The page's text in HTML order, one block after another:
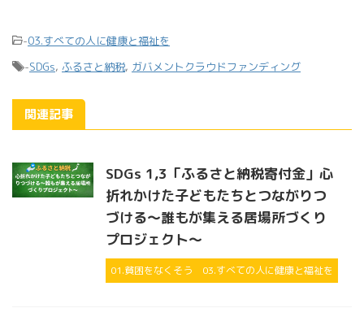
-03.すべての人に健康と福祉を
-SDGs, ふるさと納税, ガバメントクラウドファンディング
関連記事
SDGs 1,3「ふるさと納税寄付金」心
折れかけた子どもたちとつながりつ
づける〜誰もが集える居場所づくり
プロジェクト〜
01.貧困をなくそう 03.すべての人に健康と福祉を